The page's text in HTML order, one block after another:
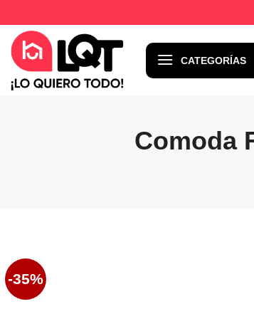
al
contenido
CATEGORÍAS
Comoda
-35%